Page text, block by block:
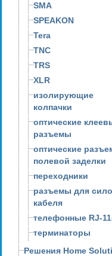
SMA
SPEAKON
Tera
TNC
TRS
XLR
изолирующие
колпачки
оптические
разъемы
оптические
полевой заделки
переходники
разъемы для
кабеля
телефонные RJ-
терминаторы
Решения Home